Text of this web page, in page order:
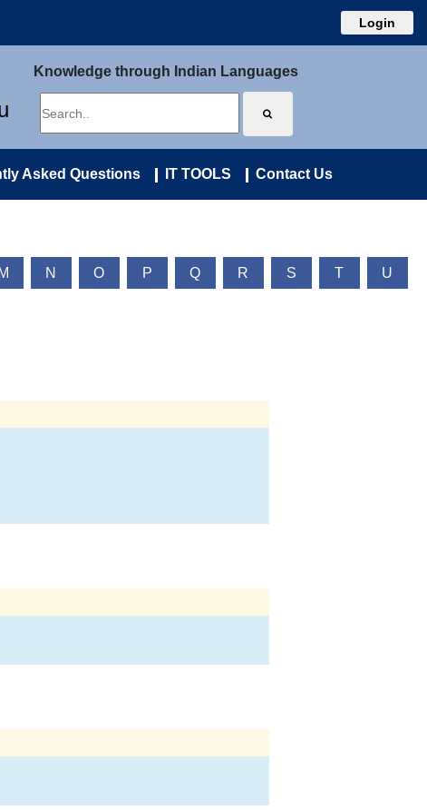
Login
Knowledge through Indian Languages
Asked Questions IT TOOLS Contact Us
M N O P Q R S T U